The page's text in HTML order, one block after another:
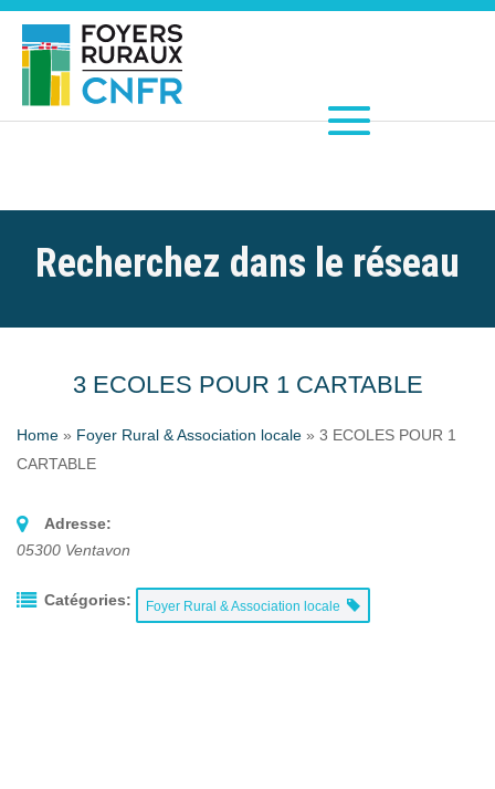
Recherchez dans le réseau
3 ECOLES POUR 1 CARTABLE
Home » Foyer Rural & Association locale » 3 ECOLES POUR 1
CARTABLE
Adresse:
05300 Ventavon
Catégories: Foyer Rural & Association locale